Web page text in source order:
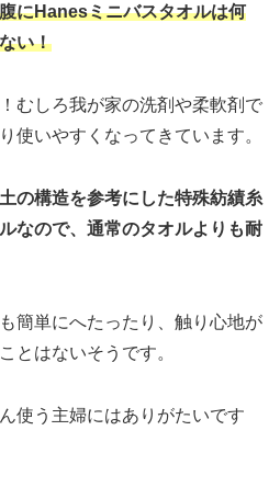
にHanesミニバスタオルは何
い！
むしろ我が家の洗剤や柔軟剤で
使いやすくなってきています。
の構造を参考にした特殊紡績糸
なので、通常のタオルよりも耐
簡単にへたったり、触り心地が
とはないそうです。
使う主婦にはありがたいです